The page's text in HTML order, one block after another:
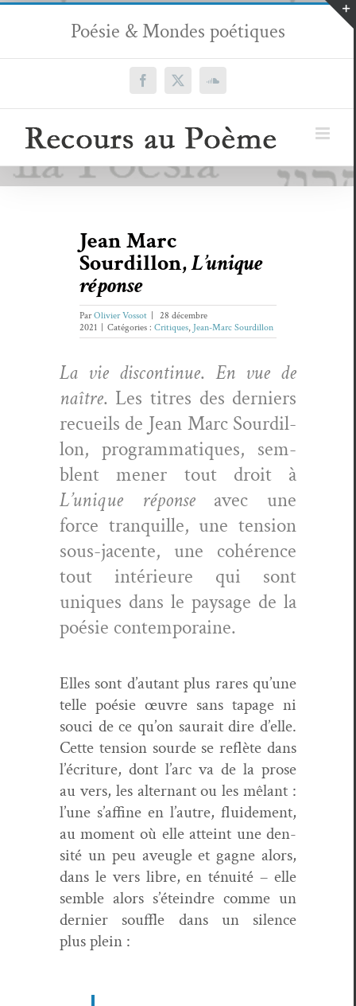
Passer
contenu
Poésie & Mondes poétiques
Facebook
X SoundCloud
Jean Marc
Sourdillon,L’unique
réponse
ParOlivier Vossot
28 décembre
2021
Catégories : Critiques, Jean-Marc Sourdillon
La vie dis­con­tin­ue.En vue de
naître. Les titres des derniers
recueils de Jean Marc Sour­dil­
lon, pro­gram­ma­tiques, sem­
blent men­er tout droit à
L’unique réponseavec une
force tran­quille, une ten­sion
sous-jacente, une cohérence
tout intérieure qui sont
uniques dans le paysage de la
poésie contemporaine.
Elles sont d’autant plus rares qu’une
telle poésie œuvre sans tapage ni
souci de ce qu’on saurait dire d’elle.
Cette ten­sion sourde se reflète dans
l’écriture, dont l’arc va de la prose
au vers, les alter­nant ou les mêlant :
l’une s’affine en l’autre, flu­ide­ment,
au moment où elle atteint une den­
sité un peu aveu­gle et gagne alors,
dans le vers libre, en ténu­ité – elle
sem­ble alors s’éteindre comme un
dernier souf­fle dans un silence
plus plein :